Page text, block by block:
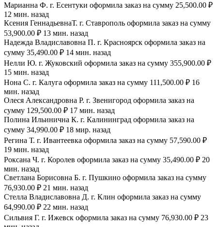
Марианна Ф. г. Есентуки оформила заказ на сумму 25,500.00 ₽
12 мин. назад
Ксения ГеннадьевнаТ. г. Ставрополь оформила заказ на сумму
53,900.00 ₽ 13 мин. назад
Надежда Владиславовна П. г. Красноярск оформила заказ на
сумму 35,490.00 ₽ 14 мин. назад
Нелли Ю. г. Жуковский оформила заказ на сумму 355,900.00 ₽
15 мин. назад
Нона С. г. Калуга оформила заказ на сумму 111,500.00 ₽ 16
мин. назад
Олеся Александровна Р. г. Звенигород оформила заказ на
сумму 129,500.00 ₽ 17 мин. назад
Полина Ильинична К. г. Калининград оформила заказ на
сумму 34,990.00 ₽ 18 мир. назад
Регина Т. г. Ивантеевка оформила заказ на сумму 57,590.00 ₽
19 мин. назад
Роксана Ч. г. Королев оформила заказ на сумму 35,490.00 ₽ 20
мин. назад
Светлана Борисовна Б. г. Пушкино оформила заказ на сумму
76,930.00 ₽ 21 мин. назад
Стелла Владиславовна Д. г. Клин оформила заказ на сумму
64,990.00 ₽ 22 мин. назад
Сильвия Г. г. Ижевск оформила заказ на сумму 76,930.00 ₽ 23